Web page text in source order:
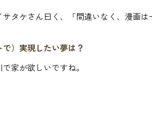
タケさん曰く、「間違いなく、漫画
）実現したい夢は？
家が欲しいですね。